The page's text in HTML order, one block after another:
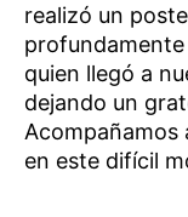
realizó un
quien llegó a
dejando un
Acompañamos
en este difícil